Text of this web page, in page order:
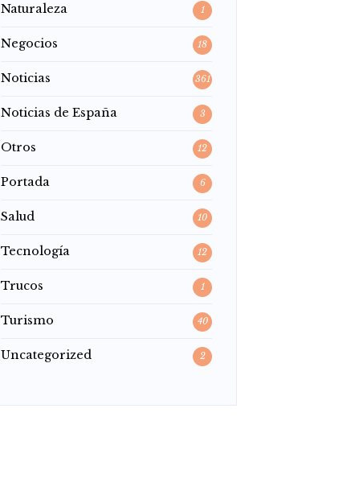
Naturaleza 1
Negocios 18
Noticias 361
Noticias de España 3
Otros 12
Portada 6
Salud 10
Tecnología 12
Trucos 1
Turismo 40
Uncategorized 2